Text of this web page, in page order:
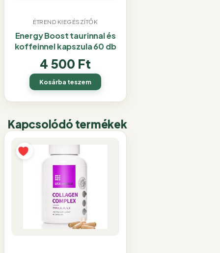
ÉTREND KIEGÉSZÍTŐK
Energy Boost taurinnal és
koffeinnel kapszula 60 db
4 500 Ft
Kosárba teszem
Kapcsolódó termékek